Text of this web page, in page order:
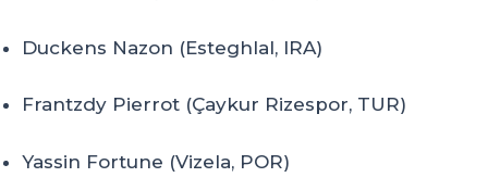
Duckens Nazon (Esteghlal, IRA)
Frantzdy Pierrot (Çaykur Rizespor, TUR)
Yassin Fortune (Vizela, POR)